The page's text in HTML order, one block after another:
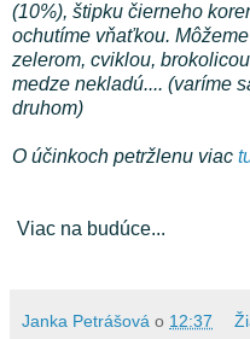
(10%), štipku čierneho
ochutíme vňaťkou.
zelerom, cviklou,
medze nekladú.... (varíme
druhom)
O účinkoch petržlenu viac
Viac na budúce...
Janka Petrášová o 12:37